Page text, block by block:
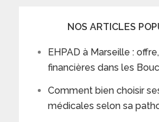
NOS ARTICLES
EHPAD à Marseille :
financières dans les
Comment bien choisir
médicales selon sa